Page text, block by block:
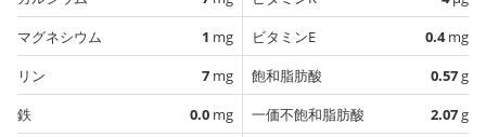
マグネシウム
1 mg
リン
7 mg
鉄
0.0 mg
ビタミンE
0.4mg
飽和脂肪酸
0.57g
一価不飽和脂肪酸
2.07g